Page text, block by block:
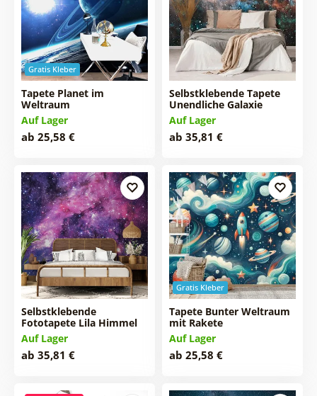
Gratis Kleber
Tapete Planet im
Weltraum
Auf Lager
ab 25,58 €
Selbstklebende Tapete
Unendliche Galaxie
Auf Lager
ab 35,81 €
Selbstklebende
Fototapete Lila Himmel
Auf Lager
ab 35,81 €
Gratis Kleber
Tapete Bunter Weltraum
mit Rakete
Auf Lager
ab 25,58 €